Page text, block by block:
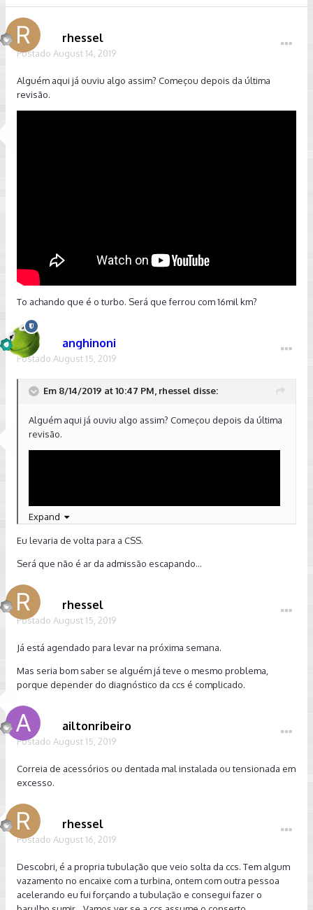
rhessel
Postado August 14, 2019
Alguém aqui já ouviu algo assim? Começou depois da última
revisão.
To achando que é o turbo. Será que ferrou com 16mil km?
anghinoni
Postado August 15, 2019
Em 8/14/2019 at 10:47 PM, rhessel disse:
Alguém aqui já ouviu algo assim? Começou depois da última
revisão.
To achando que é o turbo. Será que ferrou com 16mil km?
Expand
Eu levaria de volta para a CSS.
Será que não é ar da admissão escapando...
rhessel
Postado August 15, 2019
Já está agendado para levar na próxima semana.
Mas seria bom saber se alguém já teve o mesmo problema,
porque depender do diagnóstico da ccs é complicado.
ailtonribeiro
Postado August 15, 2019
Correia de acessórios ou dentada mal instalada ou tensionada em
excesso.
rhessel
Postado August 16, 2019
Descobri, é a propria tubulação que veio solta da ccs. Tem algum
vazamento no encaixe com a turbina, ontem com outra pessoa
acelerando eu fui forçando a tubulação e consegui fazer o